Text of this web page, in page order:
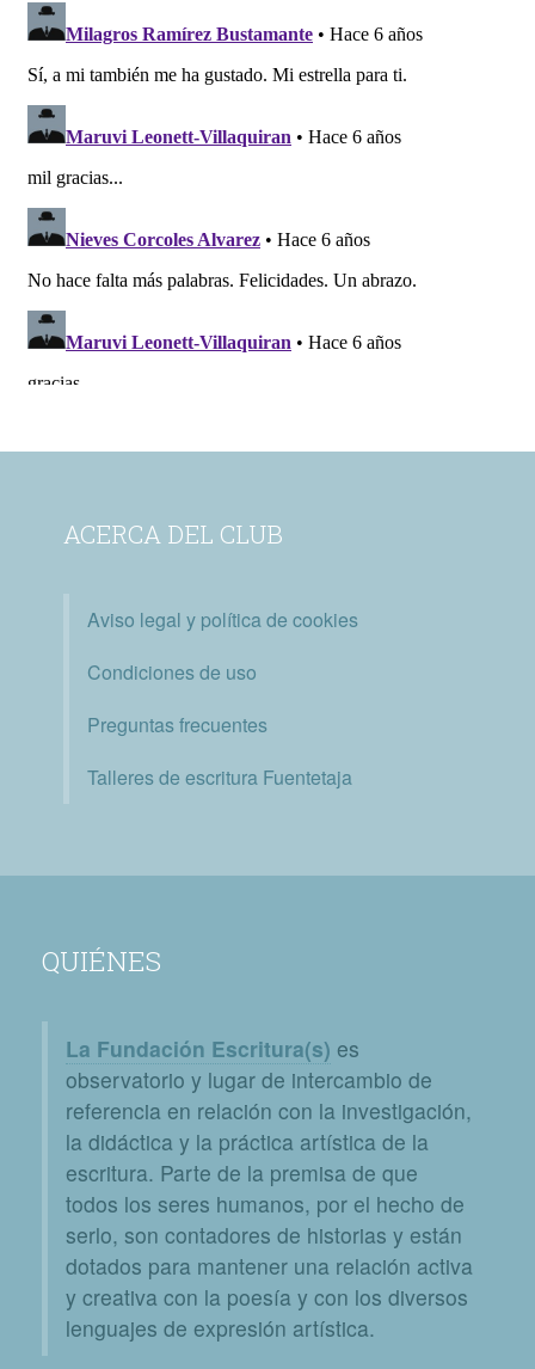
ACERCA DEL CLUB
Aviso legal y política de cookies
Condiciones de uso
Preguntas frecuentes
Talleres de escritura Fuentetaja
QUIÉNES
La Fundación Escritura(s) es
observatorio y lugar de intercambio de
referencia en relación con la investigación,
la didáctica y la práctica artística de la
escritura. Parte de la premisa de que
todos los seres humanos, por el hecho de
serlo, son contadores de historias y están
dotados para mantener una relación activa
y creativa con la poesía y con los diversos
lenguajes de expresión artística.